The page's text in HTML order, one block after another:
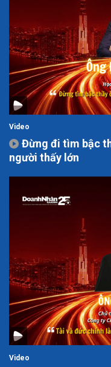
Video
Đừng đi tìm bậc
người thấy lớn
Video